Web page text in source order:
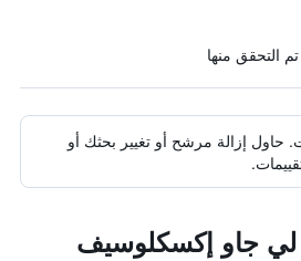
حاول إزالة مرشح أو تغيير بحثك أو
لي جاو إكسكلوسيف